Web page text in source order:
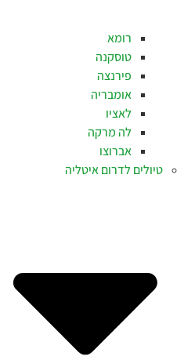
רומא
טוסקנה
פירנצה
אומבריה
לאציו
לה מרקה
אברוצו
טיולים לדרום איטליה